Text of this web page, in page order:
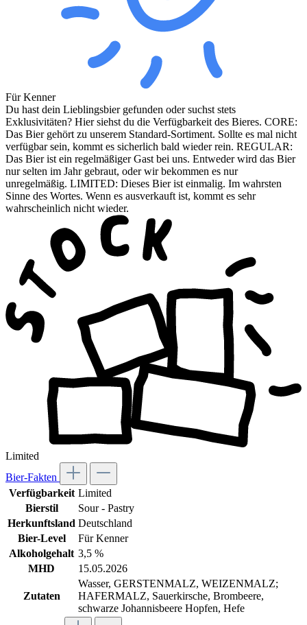
Für Kenner
Du hast dein Lieblingsbier gefunden oder suchst stets
Exklusivitäten? Hier siehst du die Verfügbarkeit des Bieres. CORE:
Das Bier gehört zu unserem Standard-Sortiment. Sollte es mal nicht
verfügbar sein, kommt es sicherlich bald wieder rein. REGULAR:
Das Bier ist ein regelmäßiger Gast bei uns. Entweder wird das Bier
nur selten im Jahr gebraut, oder wir bekommen es nur
unregelmäßig. LIMITED: Dieses Bier ist einmalig. Im wahrsten
Sinne des Wortes. Wenn es ausverkauft ist, kommt es sehr
wahrscheinlich nicht wieder.
Limited
Bier-Fakten
Verfügbarkeit Limited
Bierstil
Sour - Pastry
Herkunftsland Deutschland
Bier-Level
Für Kenner
Alkoholgehalt 3,5 %
MHD
15.05.2026
Zutaten
Wasser, GERSTENMALZ, WEIZENMALZ;
HAFERMALZ, Sauerkirsche, Brombeere,
schwarze Johannisbeere Hopfen, Hefe